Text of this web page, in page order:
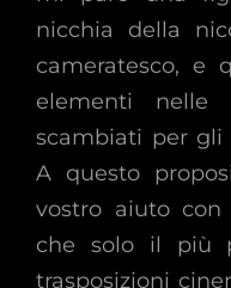
nicchia della
cameratesco, e
elementi nelle
scambiati per
A questo
vostro aiuto
che solo il più
trasposizioni